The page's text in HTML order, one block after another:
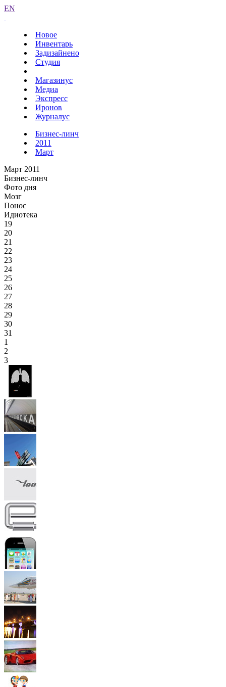
EN
Новое
Инвентарь
Задизайнено
Студия
Магазинус
Медиа
Экспресс
Иронов
Журналус
Бизнес-линч
2011
Март
Март 2011
Бизнес-линч
Фото дня
Мозг
Понос
Идиотека
19
20
21
22
23
24
25
26
27
28
29
30
31
1
2
3